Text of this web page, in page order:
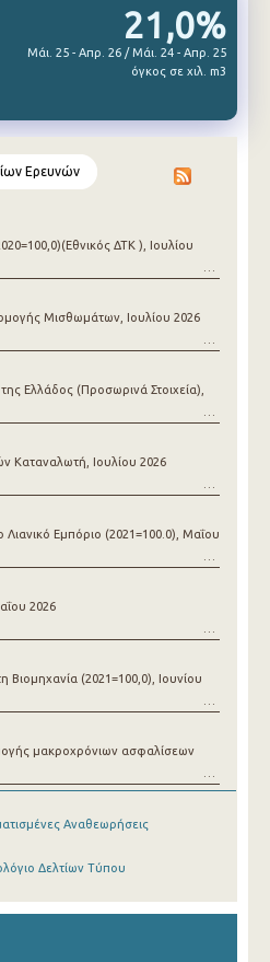
21,0%
Μάι. 25 - Απρ. 26 / Μάι. 24 - Απρ. 25
όγκος σε χιλ. m3
Ερευνών
ΔΤΚ ), Ιουλίου
Μισθωμάτων, Ιουλίου 2026
Ελλάδος (Προσωρινά Στοιχεία),
Καταναλωτή, Ιουλίου 2026
Εμπόριο (2021=100.0), Μαΐου
2026
(2021=100,0), Ιουνίου
μακροχρόνιων ασφαλίσεων
Αναθεωρήσεις
Δελτίων Τύπου